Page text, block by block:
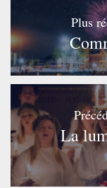
Plus
La